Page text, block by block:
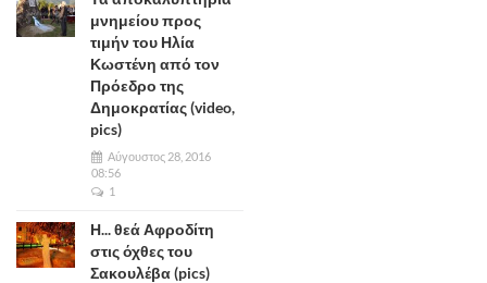
μνημείου προς
τιμήν του Ηλία
Κωστένη από τον
Πρόεδρο της
Δημοκρατίας (video,
pics)
Αύγουστος 28, 2016
08:56
1
Η... θεά Αφροδίτη
στις όχθες του
Σακουλέβα (pics)